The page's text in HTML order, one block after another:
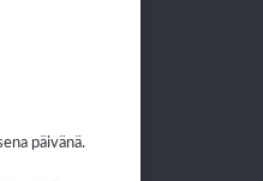
päivänä.